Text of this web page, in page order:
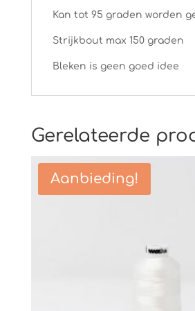
Kan tot 95 graden worden
Strijkbout max 150 graden
Bleken is geen goed idee
Gerelateerde
Aanbieding!